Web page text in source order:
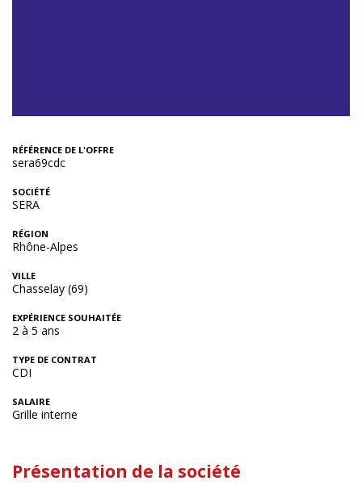
RÉFÉRENCE DE L'OFFRE
sera69cdc
SOCIÉTÉ
SERA
RÉGION
Rhône-Alpes
VILLE
Chasselay (69)
EXPÉRIENCE SOUHAITÉE
2 à 5 ans
TYPE DE CONTRAT
CDI
SALAIRE
Grille interne
Présentation de la société